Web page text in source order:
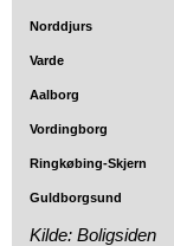
Norddjurs
Varde
Aalborg
Vordingborg
Ringkøbing-Skjern
Guldborgsund
Kilde: Boligsiden